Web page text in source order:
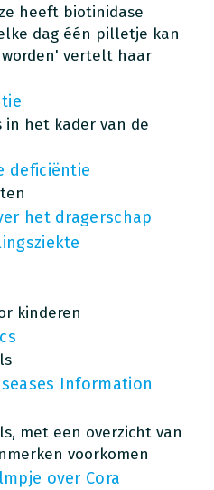
heeft biotinidase
dag één pilletje kan
worden' vertelt haar
in het kader van de
deficiëntie
het dragerschap
kinderen
Information
met een overzicht van
voorkomen
over Cora